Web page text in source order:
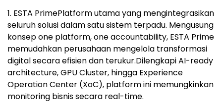
1. ESTA PrimePlatform utama yang mengintegrasikan
seluruh solusi dalam satu sistem terpadu. Mengusung
konsep one platform, one accountability, ESTA Prime
memudahkan perusahaan mengelola transformasi
digital secara efisien dan terukur.Dilengkapi AI-ready
architecture, GPU Cluster, hingga Experience
Operation Center (XoC), platform ini memungkinkan
monitoring bisnis secara real-time.